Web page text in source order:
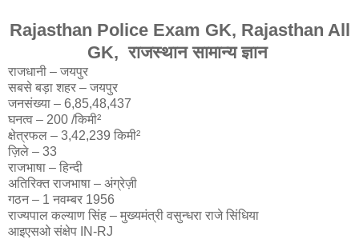
Rajasthan Police Exam GK, Rajasthan All
GK, राजस्‍थान सामान्य ज्ञान
राजधानी – जयपुर
सबसे बड़ा शहर – जयपुर
जनसंख्या – 6,85,48,437
घनत्व – 200 /किमी²
क्षेत्रफल – 3,42,239 किमी²
ज़िले – 33
राजभाषा – हिन्दी
अतिरिक्त राजभाषा – अंग्रेज़ी
गठन – 1 नवम्बर 1956
राज्यपाल कल्याण सिंह – मुख्यमंत्री वसुन्धरा राजे सिंधिया
आइएसओ संक्षेप IN-RJ